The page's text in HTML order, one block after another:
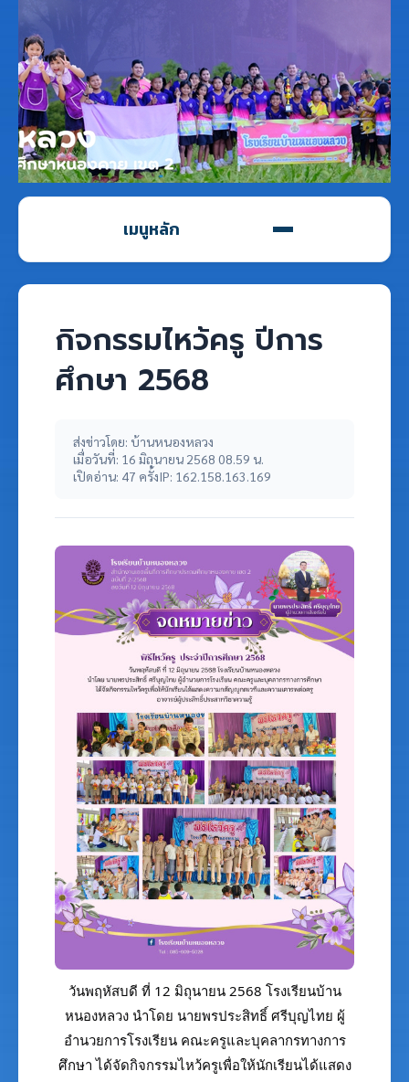
เมนูหลัก
กิจกรรมไหว้ครู ปีการ
ศึกษา 2568
ส่งข่าวโดย: บ้านหนองหลวง
เมื่อวันที่: 16 มิถุนายน 2568 08.59 น.
เปิดอ่าน: 47 ครั้งIP: 162.158.163.169
วันพฤหัสบดี ที่ 12 มิถุนายน 2568 โรงเรียนบ้าน
หนองหลวง นำโดย นายพรประสิทธิ์ ศรีบุญไทย ผู้
อำนวยการโรงเรียน คณะครูและบุคลากรทางการ
ศึกษาได้จัดกิจกรรมไหว้ครูเพื่อให้นักเรียนได้แสดง